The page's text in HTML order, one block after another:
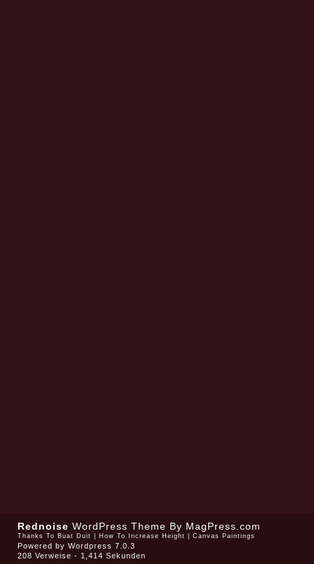
Rednoise WordPress Theme By MagPress.com
Thanks To Buat Duit How To Increase Height Canvas Paintings
Powered by Wordpress 7.0.3
208 Verweise - 1,414 Sekunden